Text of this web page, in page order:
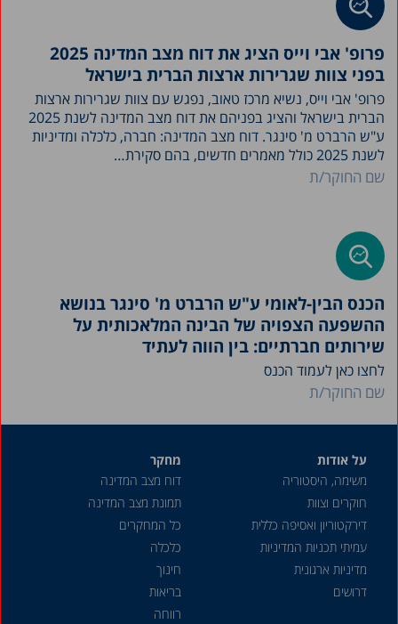
פרופ' אבי וייס הציג את דוח מצב המדינה 2025
בפני צוות שגרירות ארצות הברית בישראל
פרופ' אבי וייס, נשיא מרכז טאוב, נפגש עם צוות שגרירות ארצות
הברית בישראל והציג בפניהם את דוח מצב המדינה לשנת 2025
ע"ש הרברט מ' סינגר. דוח מצב המדינה: חברה, כלכלה ומדיניות
לשנת 2025 כולל מאמרים חדשים, בהם סקירת…
שם החוקר/ת
הכנס הבין-לאומי ע"ש הרברט מ' סינגר בנושא
ההשפעה הצפויה של הבינה המלאכותית על
שירותים חברתיים: בין הווה לעתיד
לחצו כאן לעמוד הכנס
שם החוקר/ת
על אודות
משימה, היסטוריה
חוקרים וצוות
דירקטוריון ואסיפה כללית
עמיתי תכניות המדיניות
מדיניות ארגונית
דרושים
מחקר
דוח מצב המדינה
תמונת מצב המדינה
כל המחקרים
כלכלה
חינוך
בריאות
רווחה